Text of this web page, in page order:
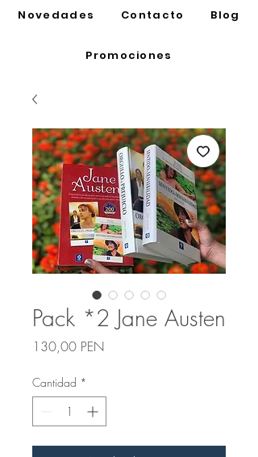
Novedades Contacto Blog
Promociones
Pack *2 Jane Austen
130,00 PENPrecio
Cantidad *